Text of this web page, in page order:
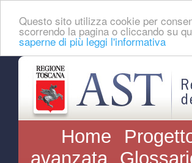
Questo sito utilizza cookie per
scorrendo la pagina o cliccando su
saperne di più leggi l'informativa
Home
avanzata